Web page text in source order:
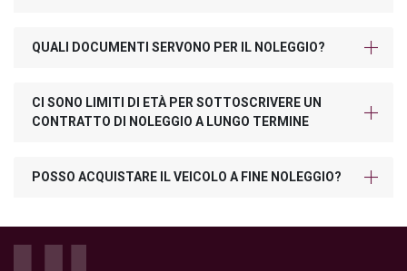
QUALI DOCUMENTI SERVONO PER IL NOLEGGIO?
CI SONO LIMITI DI ETÀ PER SOTTOSCRIVERE UN
CONTRATTO DI NOLEGGIO A LUNGO TERMINE
POSSO ACQUISTARE IL VEICOLO A FINE NOLEGGIO?